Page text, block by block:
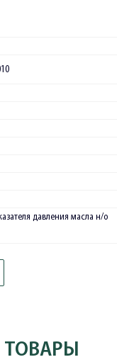
давления масла н/о
ТОВАРЫ